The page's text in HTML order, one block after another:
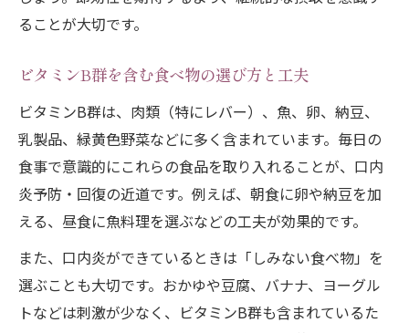
ることが大切です。
ビタミンB群を含む食べ物の選び方と工夫
ビタミンB群は、肉類（特にレバー）、魚、卵、納豆、
乳製品、緑黄色野菜などに多く含まれています。毎日の
食事で意識的にこれらの食品を取り入れることが、口内
炎予防・回復の近道です。例えば、朝食に卵や納豆を加
える、昼食に魚料理を選ぶなどの工夫が効果的です。
また、口内炎ができているときは「しみない食べ物」を
選ぶことも大切です。おかゆや豆腐、バナナ、ヨーグル
トなどは刺激が少なく、ビタミンB群も含まれているた